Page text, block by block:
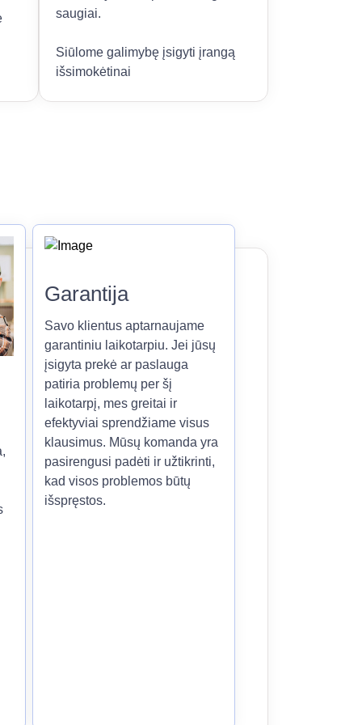
saugiai.
Siūlome galimybę įsigyti įrangą
išsimokėtinai
Garantija
Savo klientus aptarnaujame
garantiniu laikotarpiu. Jei jūsų
įsigyta prekė ar paslauga
patiria problemų per šį
laikotarpį, mes greitai ir
efektyviai sprendžiame visus
klausimus. Mūsų komanda yra
pasirengusi padėti ir užtikrinti,
kad visos problemos būtų
išspręstos.